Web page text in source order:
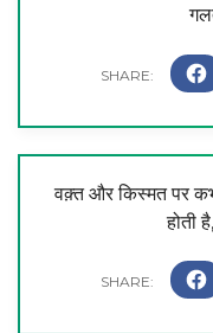
वक़्त और किस्मत पर
होती